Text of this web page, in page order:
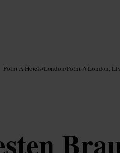
Point A Hotels/London/Point A London,